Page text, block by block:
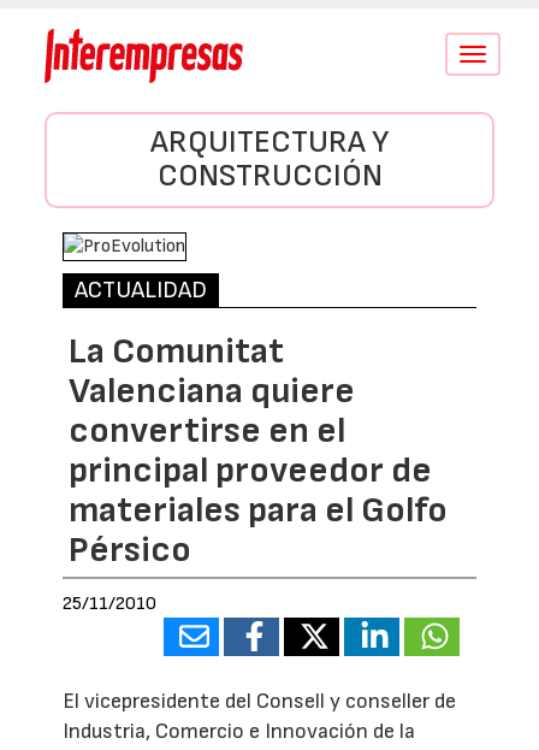
Conmutar
ARQUITECTURA Y
CONSTRUCCIÓN
ACTUALIDAD
La Comunitat
Valenciana quiere
convertirse en el
principal proveedor de
materiales para el Golfo
Pérsico
25/11/2010
El vicepresidente del Consell y conseller de
Industria, Comercio e Innovación de la